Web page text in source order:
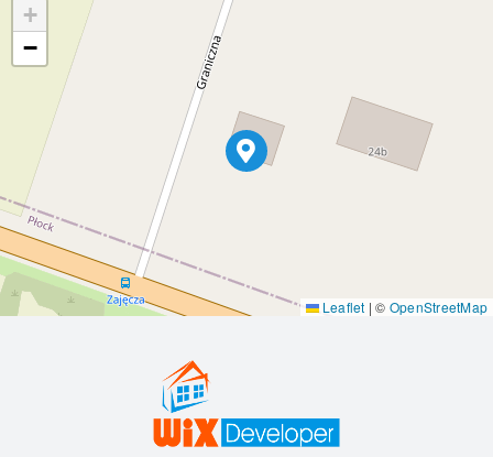
Kontakt
+
−
Leaflet | © OpenStreetMap